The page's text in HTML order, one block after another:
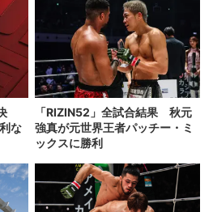
な
「RIZIN52」全試合結果 秋元
強真が元世界王者パッチー・ミ
ックスに勝利